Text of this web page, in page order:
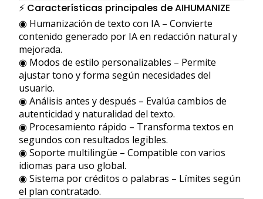
⚡ Características principales de AIHUMANIZE
◉ Humanización de texto con IA – Convierte
contenido generado por IA en redacción natural y
mejorada.
◉ Modos de estilo personalizables – Permite
ajustar tono y forma según necesidades del
usuario.
◉ Análisis antes y después – Evalúa cambios de
autenticidad y naturalidad del texto.
◉ Procesamiento rápido – Transforma textos en
segundos con resultados legibles.
◉ Soporte multilingüe – Compatible con varios
idiomas para uso global.
◉ Sistema por créditos o palabras – Límites según
el plan contratado.